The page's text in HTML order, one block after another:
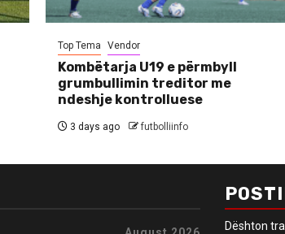
Top Tema Vendor
Kombëtarja U19 e përmbyll
grumbullimin treditor me
ndeshje kontrolluese
3 days ago futbolliinfo
Dështon